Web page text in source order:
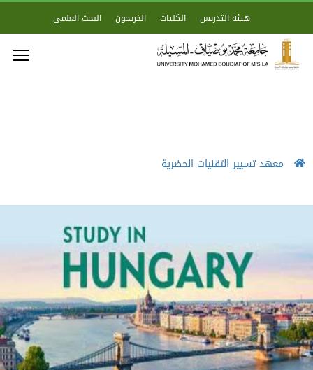
هيئة التدريس الكليات الخريجون البحث العلمي
معهد تسيير التقنيات الحضرية